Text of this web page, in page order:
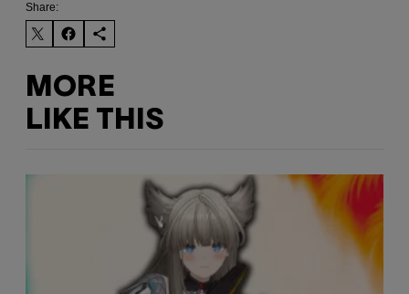
Share:
MORE
LIKE THIS